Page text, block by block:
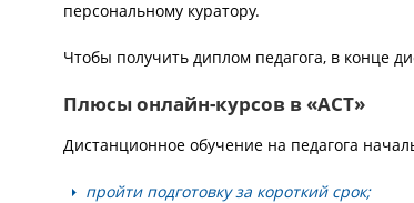
персональному куратору.
Чтобы получить диплом педагога, в конце
Плюсы онлайн-курсов в «АСТ»
Дистанционное обучение на педагога
пройти подготовку за короткий срок;